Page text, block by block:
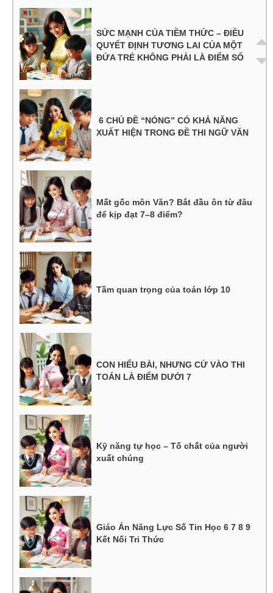
SỨC MẠNH CỦA TIỀM THỨC – ĐIỀU
QUYẾT ĐỊNH TƯƠNG LAI CỦA MỘT
ĐỨA TRẺ KHÔNG PHẢI LÀ ĐIỂM SỐ
6 CHỦ ĐỀ “NÓNG” CÓ KHẢ NĂNG
XUẤT HIỆN TRONG ĐỀ THI NGỮ VĂN
Mất gốc môn Văn? Bắt đầu ôn từ đâu
để kịp đạt 7–8 điểm?
Tầm quan trọng của toán lớp 10
CON HIỂU BÀI, NHƯNG CỨ VÀO THI
TOÁN LÀ ĐIỂM DƯỚI 7
Kỹ năng tự học – Tố chất của người
xuất chúng
Giáo Án Năng Lực Số Tin Học 6 7 8 9
Kết Nối Tri Thức